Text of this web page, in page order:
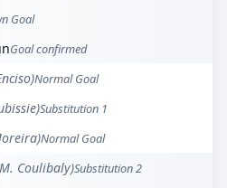
Goal
Goal confirmed
Normal Goal
Substitution 1
Normal Goal
Coulibaly)Substitution 2